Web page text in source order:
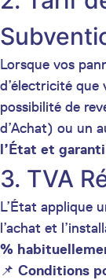
Lorsque vos
d’électricité que
possibilité de
d’Achat) ou un
l’État et
3. TVA
L’État applique
l’achat et
%
📌 Conditions